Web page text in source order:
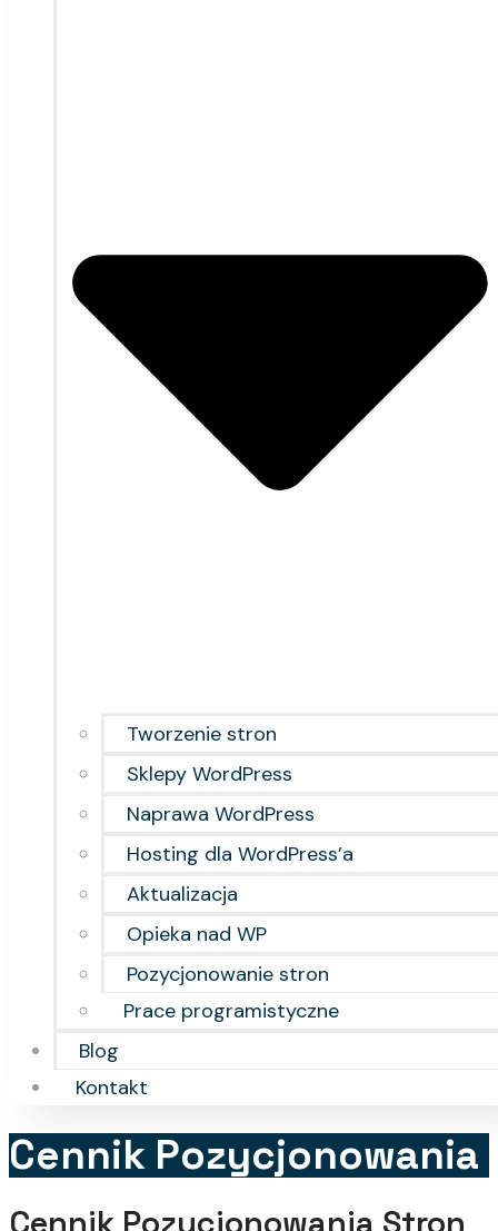
Tworzenie stron
Sklepy WordPress
Naprawa WordPress
Hosting dla WordPress’a
Aktualizacja
Opieka nad WP
Pozycjonowanie stron
Prace programistyczne
Blog
Kontakt
Cennik Pozycjonowania